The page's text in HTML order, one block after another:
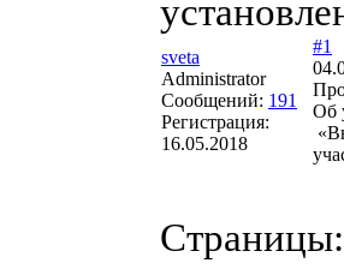
sveta
Administrator
Сообщений: 191
Регистрация:
16.05.2018
#1
Об
Страницы: